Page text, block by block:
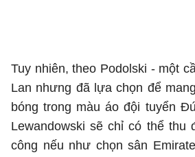
Tuy nhiên, theo Podolski - một
Lan nhưng đã lựa chọn để
bóng trong màu áo đội tuyển
Lewandowski sẽ chỉ có thể thu
công nếu như chọn sân